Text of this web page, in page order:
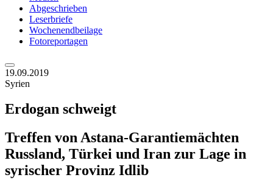
Abgeschrieben
Leserbriefe
Wochenendbeilage
Fotoreportagen
19.09.2019
Syrien
Erdogan schweigt
Treffen von Astana-Garantiemächten
Russland, Türkei und Iran zur Lage in
syrischer Provinz Idlib